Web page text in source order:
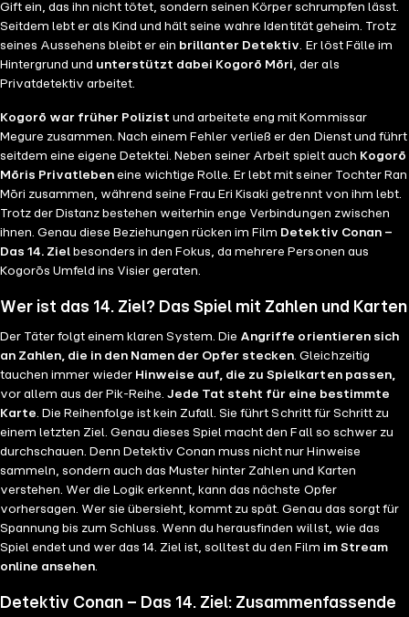
Gift ein, das ihn nicht tötet, sondern seinen Körper schrumpfen lässt.
Seitdem lebt er als Kind und hält seine wahre Identität geheim. Trotz
seines Aussehens bleibt er ein brillanter Detektiv. Er löst Fälle im
Hintergrund und unterstützt dabei Kogorō Mōri, der als
Privatdetektiv arbeitet.
Kogorō war früher Polizist und arbeitete eng mit Kommissar
Megure zusammen. Nach einem Fehler verließ er den Dienst und führt
seitdem eine eigene Detektei. Neben seiner Arbeit spielt auch Kogorō
Mōris Privatleben eine wichtige Rolle. Er lebt mit seiner Tochter Ran
Mōri zusammen, während seine Frau Eri Kisaki getrennt von ihm lebt.
Trotz der Distanz bestehen weiterhin enge Verbindungen zwischen
ihnen. Genau diese Beziehungen rücken im Film Detektiv Conan –
Das 14. Ziel besonders in den Fokus, da mehrere Personen aus
Kogorōs Umfeld ins Visier geraten.
Wer ist das 14. Ziel? Das Spiel mit Zahlen und Karten
Der Täter folgt einem klaren System. Die Angriffe orientieren sich
an Zahlen, die in den Namen der Opfer stecken. Gleichzeitig
tauchen immer wieder Hinweise auf, die zu Spielkarten passen,
vor allem aus der Pik-Reihe.Jede Tat steht für eine bestimmte
Karte. Die Reihenfolge ist kein Zufall. Sie führt Schritt für Schritt zu
einem letzten Ziel. Genau dieses Spiel macht den Fall so schwer zu
durchschauen. Denn Detektiv Conan muss nicht nur Hinweise
sammeln, sondern auch das Muster hinter Zahlen und Karten
verstehen. Wer die Logik erkennt, kann das nächste Opfer
vorhersagen. Wer sie übersieht, kommt zu spät. Genau das sorgt für
Spannung bis zum Schluss. Wenn du herausfinden willst, wie das
Spiel endet und wer das 14. Ziel ist, solltest du den Film im Stream
online ansehen.
Detektiv Conan – Das 14. Ziel: Zusammenfassende